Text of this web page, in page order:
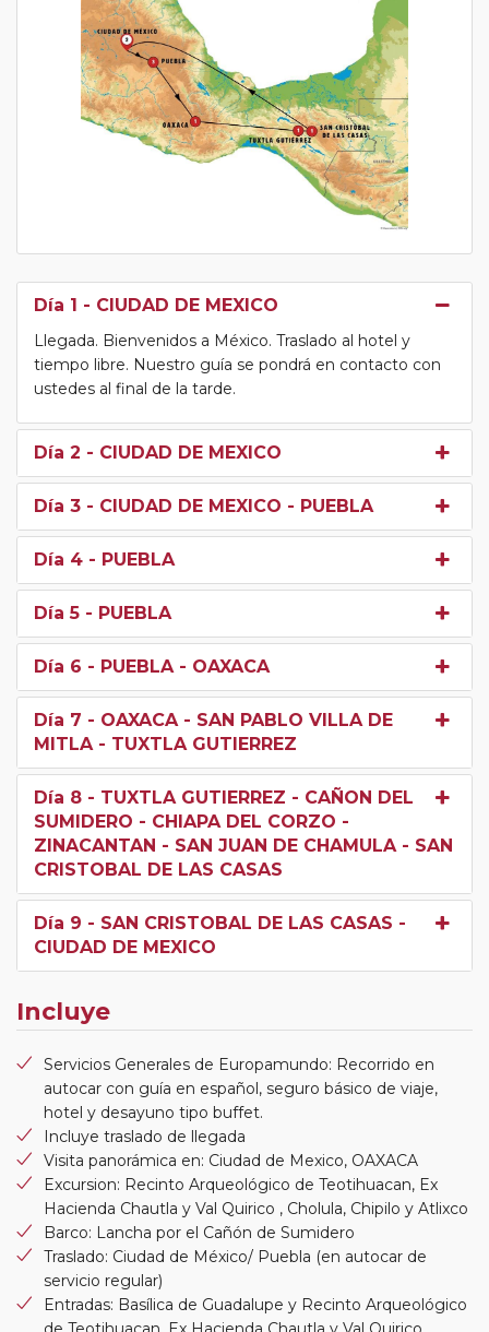
Día 1 - CIUDAD DE MEXICO
Llegada. Bienvenidos a México. Traslado al hotel y
tiempo libre. Nuestro guía se pondrá en contacto con
ustedes al final de la tarde.
Día 2 - CIUDAD DE MEXICO
Día 3 - CIUDAD DE MEXICO - PUEBLA
Día 4 - PUEBLA
Día 5 - PUEBLA
Día 6 - PUEBLA - OAXACA
Día 7 - OAXACA - SAN PABLO VILLA DE
MITLA - TUXTLA GUTIERREZ
Día 8 - TUXTLA GUTIERREZ - CAÑON DEL
SUMIDERO - CHIAPA DEL CORZO -
ZINACANTAN - SAN JUAN DE CHAMULA - SAN
CRISTOBAL DE LAS CASAS
Día 9 - SAN CRISTOBAL DE LAS CASAS -
CIUDAD DE MEXICO
Incluye
Servicios Generales de Europamundo: Recorrido en
autocar con guía en español, seguro básico de viaje,
hotel y desayuno tipo buffet.
Incluye traslado de llegada
Visita panorámica en: Ciudad de Mexico, OAXACA
Excursion: Recinto Arqueológico de Teotihuacan, Ex
Hacienda Chautla y Val Quirico , Cholula, Chipilo y Atlixco
Barco: Lancha por el Cañón de Sumidero
Traslado: Ciudad de México/ Puebla (en autocar de
servicio regular)
Entradas: Basílica de Guadalupe y Recinto Arqueológico